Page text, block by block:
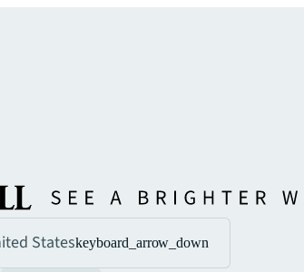
Stateskeyboard_arrow_down